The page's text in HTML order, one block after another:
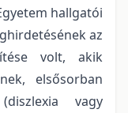
hallgatói
az
volt, akik
elsősorban
vagy